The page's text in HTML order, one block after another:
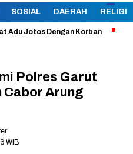
SOSIAL DAERAH RELIGI
Dengan Korban Aman
Polres Garut
Cabor Arung
WIB